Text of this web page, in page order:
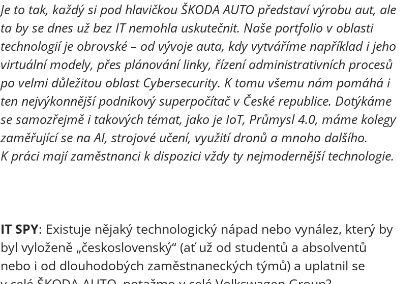
Je to tak, každý si pod hlavičkou ŠKODA AUTO představí výrobu aut, ale
ta by se dnes už bez IT nemohla uskutečnit. Naše portfolio v oblasti
technologií je obrovské – od vývoje auta, kdy vytváříme například i jeho
virtuální modely, přes plánování linky, řízení administrativních procesů
po velmi důležitou oblast Cybersecurity. K tomu všemu nám pomáhá i
ten nejvýkonnější podnikový superpočítač v České republice. Dotýkáme
se samozřejmě i takových témat, jako je IoT, Průmysl 4.0, máme kolegy
zaměřující se na AI, strojové učení, využití dronů a mnoho dalšího.
K práci mají zaměstnanci k dispozici vždy ty nejmodernější technologie.
IT SPY: Existuje nějaký technologický nápad nebo vynález, který by
byl vyloženě „československý“ (ať už od studentů a absolventů
nebo i od dlouhodobých zaměstnaneckých týmů) a uplatnil se